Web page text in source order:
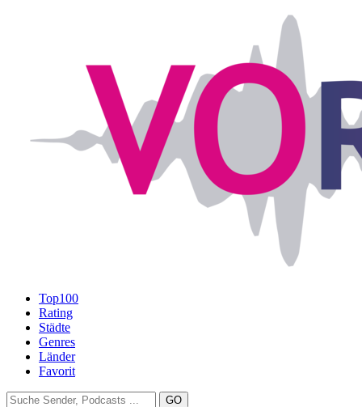
Top100
Rating
Städte
Genres
Länder
Favorit
GO